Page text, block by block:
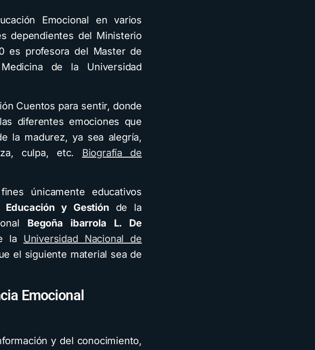
Emocional en varios
dependientes del Ministerio
es profesora del Master de
de la Universidad
Cuentos para sentir, donde
diferentes emociones que
la madurez, ya sea alegría,
culpa, etc. Biografía de
únicamente educativos
y Gestiónde la
Begoña ibarrola L. De
la Universidad Nacional de
el siguiente material sea de
Emocional
y del conocimiento,